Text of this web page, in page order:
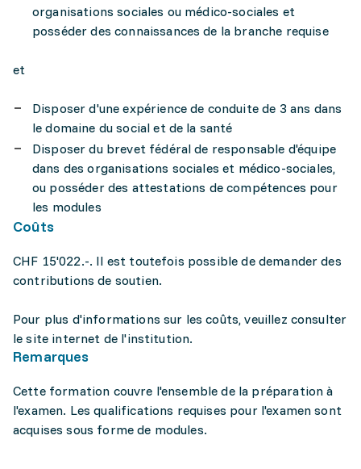
organisations sociales ou médico-sociales et
posséder des connaissances de la branche requise
et
Disposer d'une expérience de conduite de 3 ans dans
le domaine du social et de la santé
Disposer du brevet fédéral de responsable d'équipe
dans des organisations sociales et médico-sociales,
ou posséder des attestations de compétences pour
les modules
Coûts
CHF 15'022.-. Il est toutefois possible de demander des
contributions de soutien.
Pour plus d'informations sur les coûts, veuillez consulter
le site internet de l'institution.
Remarques
Cette formation couvre l'ensemble de la préparation à
l'examen. Les qualifications requises pour l'examen sont
acquises sous forme de modules.